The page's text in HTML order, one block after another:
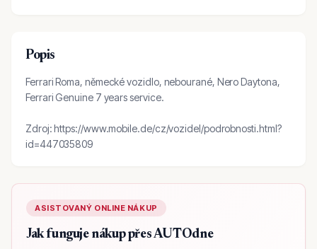
Popis
Ferrari Roma, německé vozidlo, nebourané, Nero Daytona,
Ferrari Genuine 7 years service.
Zdroj: https://www.mobile.de/cz/vozidel/podrobnosti.html?
id=447035809
ASISTOVANÝ ONLINE NÁKUP
Jak funguje nákup přes AUTOdne